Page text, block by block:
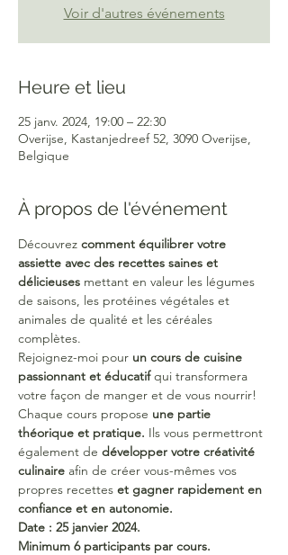
Voir d'autres événements
Heure et lieu
25 janv. 2024, 19:00 – 22:30
Overijse, Kastanjedreef 52, 3090 Overijse,
Belgique
À propos de l'événement
Découvrez comment équilibrer votre
assiette avec des recettes saines et
délicieuses mettant en valeur les légumes
de saisons, les protéines végétales et
animales de qualité et les céréales
complètes.
Rejoignez-moi pour un cours de cuisine
passionnant et éducatif qui transformera
votre façon de manger et de vous nourrir!
Chaque cours propose une partie
théorique et pratique. Ils vous permettront
également de développer votre créativité
culinaire afin de créer vous-mêmes vos
propres recettes et gagner rapidement en
confiance et en autonomie.
Date : 25 janvier 2024.
Minimum 6 participants par cours.